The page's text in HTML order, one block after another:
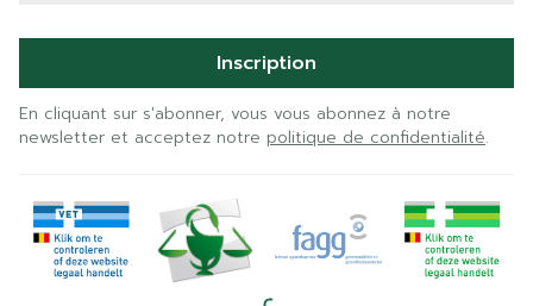
Inscription
En cliquant sur s'abonner, vous vous abonnez à notre
newsletter et acceptez notre politique de confidentialité.